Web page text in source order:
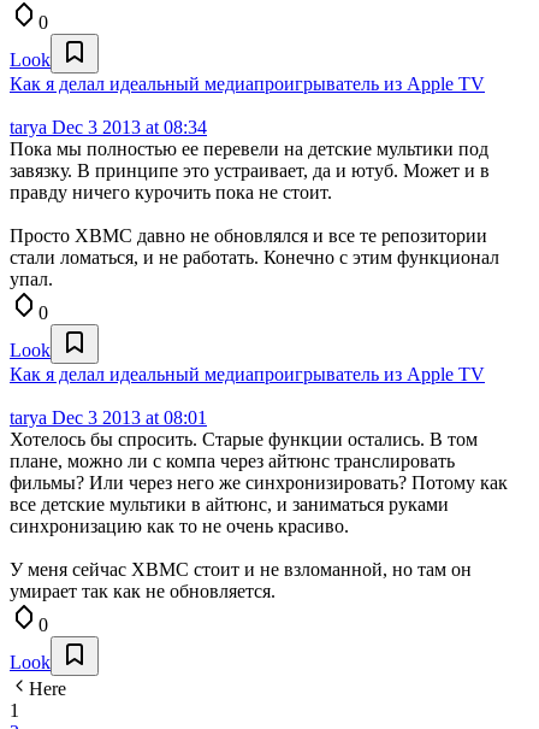
0
Look
Как я делал идеальный медиапроигрыватель из Apple TV
tarya Dec 3 2013 at 08:34
Пока мы полностью ее перевели на детские мультики под
завязку. В принципе это устраивает, да и ютуб. Может и в
правду ничего курочить пока не стоит.
Просто XBMC давно не обновлялся и все те репозитории
стали ломаться, и не работать. Конечно с этим функционал
упал.
0
Look
Как я делал идеальный медиапроигрыватель из Apple TV
tarya Dec 3 2013 at 08:01
Хотелось бы спросить. Старые функции остались. В том
плане, можно ли с компа через айтюнс транслировать
фильмы? Или через него же синхронизировать? Потому как
все детские мультики в айтюнс, и заниматься руками
синхронизацию как то не очень красиво.
У меня сейчас XBMC стоит и не взломанной, но там он
умирает так как не обновляется.
0
Look
Here
1